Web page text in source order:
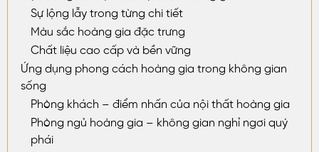
Sự lộng lẫy trong từng chi tiết
Màu sắc hoàng gia đặc trưng
Chất liệu cao cấp và bền vững
Ứng dụng phong cách hoàng gia trong không gian
sống
Phòng khách – điểm nhấn của nội thất hoàng gia
Phòng ngủ hoàng gia – không gian nghỉ ngơi quý
phái